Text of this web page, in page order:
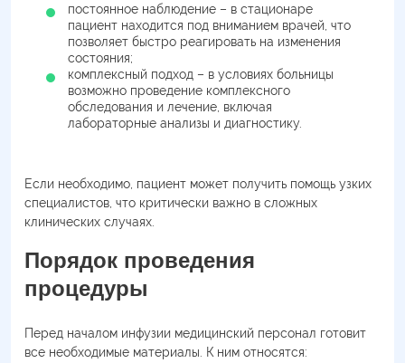
постоянное наблюдение – в стационаре
пациент находится под вниманием врачей, что
позволяет быстро реагировать на изменения
состояния;
комплексный подход – в условиях больницы
возможно проведение комплексного
обследования и лечение, включая
лабораторные анализы и диагностику.
Если необходимо, пациент может получить помощь узких
специалистов, что критически важно в сложных
клинических случаях.
Порядок проведения
процедуры
Перед началом инфузии медицинский персонал готовит
все необходимые материалы. К ним относятся: